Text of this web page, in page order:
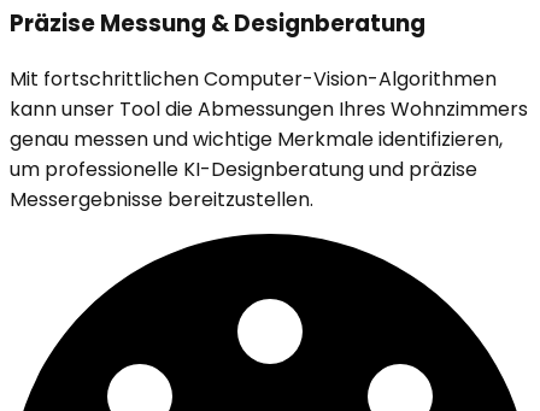
Präzise Messung & Designberatung
Mit fortschrittlichen Computer-Vision-Algorithmen
kann unser Tool die Abmessungen Ihres Wohnzimmers
genau messen und wichtige Merkmale identifizieren,
um professionelle KI-Designberatung und präzise
Messergebnisse bereitzustellen.